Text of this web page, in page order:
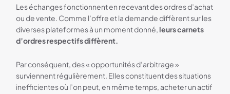
Les échanges fonctionnent en recevant des ordres d’achat
ou de vente. Comme l’offre et la demande diffèrent sur les
diverses plateformes à un moment donné, leurs carnets
d’ordres respectifs diffèrent.
Par conséquent, des « opportunités d’arbitrage »
surviennent régulièrement. Elles constituent des situations
inefficientes où l’on peut, en même temps, acheter un actif